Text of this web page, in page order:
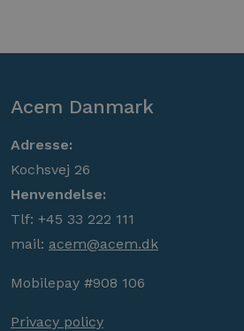
Acem Danmark
Adresse:
Kochsvej 26
Henvendelse:
Tlf: +45 33 222 111
mail: acem@acem.dk
Mobilepay #908 106
Privacy policy